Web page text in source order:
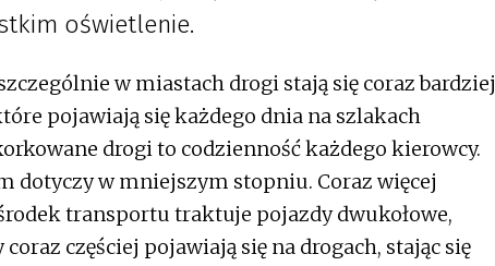
oświetlenie.
w miastach drogi stają się coraz bardziej
pojawiają się każdego dnia na szlakach
drogi to codzienność każdego kierowcy.
dotyczy w mniejszym stopniu. Coraz więcej
transportu traktuje pojazdy dwukołowe,
częściej pojawiają się na drogach, stając się